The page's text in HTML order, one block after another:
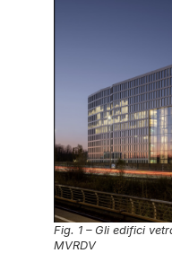
Fig. 1 – Gli edifici
MVRDV